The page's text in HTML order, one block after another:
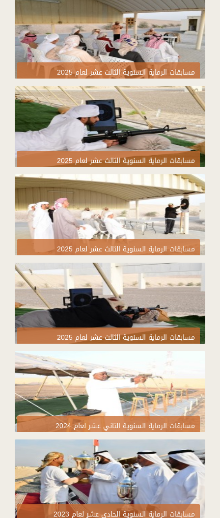
مسابقات الرماية السنوية الثالث عشر لعام 2025
مسابقات الرماية السنوية الثالث عشر لعام 2025
مسابقات الرماية السنوية الثالث عشر لعام 2025
مسابقات الرماية السنوية الثالث عشر لعام 2025
مسابقات الرماية السنوية الثاني عشر لعام 2024
مسابقات الرماية السنوية الحادي عشر لعام 2023